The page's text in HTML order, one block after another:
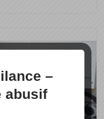
–
abusif